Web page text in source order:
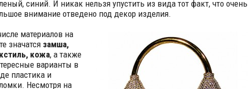
синий. И никак нельзя упустить из вида тот факт, что очень
внимание отведено под декор изделия.
материалов на
значатся замша,
кожа, а также
варианты в
пластика и
Несмотря на